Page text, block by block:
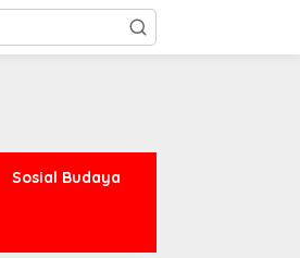
Sosial Budaya